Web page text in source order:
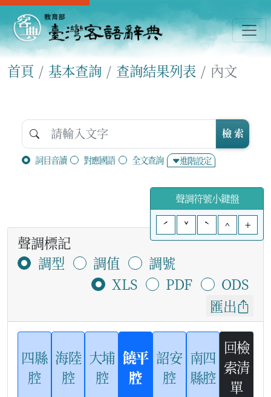
首頁 基本查詢 查詢結果列表 內文
詞目音讀 對應國語 全文查詢 進階設定
檢 索
聲調符號小鍵盤
ˊ
ˇ ˋ ^ +
聲調標記
調型
調值
調號
XLS
PDF
ODS
匯出
四縣
腔
海陸
腔
大埔
腔
饒平
腔
詔安
腔
南四
縣腔
回檢
索清
單